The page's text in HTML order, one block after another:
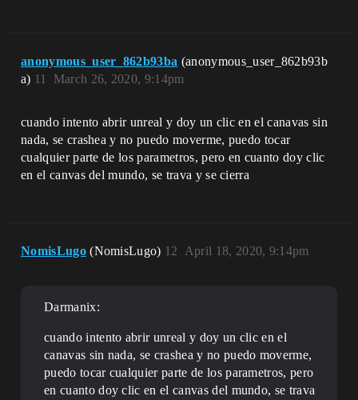
anonymous_user_862b93ba (anonymous_user_862b93b
a)
March 26, 2020, 9:14pm
11
cuando intento abrir unreal y doy un clic en el canavas sin
nada, se crashea y no puedo moverme, puedo tocar
cualquier parte de los parametros, pero en cuanto doy clic
en el canvas del mundo, se trava y se cierra
NomisLugo (NomisLugo) April 18, 2020, 9:14pm
12
Darmanix:
cuando intento abrir unreal y doy un clic en el
canavas sin nada, se crashea y no puedo moverme,
puedo tocar cualquier parte de los parametros, pero
en cuanto doy clic en el canvas del mundo, se trava